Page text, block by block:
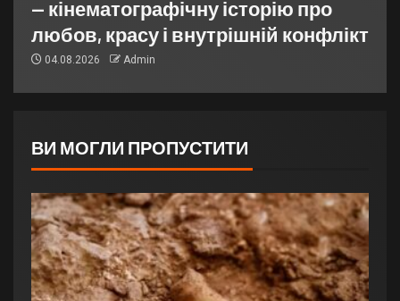
— кінематографічну історію про
любов, красу і внутрішній конфлікт
04.08.2026 Admin
ВИ МОГЛИ ПРОПУСТИТИ